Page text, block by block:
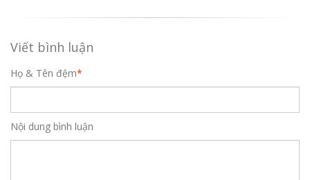
Viết bình luận
*
Họ & Tên đệm
Nội dung bình luận